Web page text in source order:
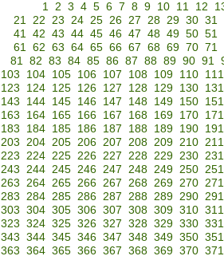
1 2 3 4 5 6 7 8 9 10 11 12
21 22 23 24 25 26 27 28 29 30 31
41 42 43 44 45 46 47 48 49 50 51
61 62 63 64 65 66 67 68 69 70 71
81 82 83 84 85 86 87 88 89 90 91
103 104 105 106 107 108 109 110 111
123 124 125 126 127 128 129 130 131
143 144 145 146 147 148 149 150 151
163 164 165 166 167 168 169 170 171
183 184 185 186 187 188 189 190 191
203 204 205 206 207 208 209 210 211
223 224 225 226 227 228 229 230 231
243 244 245 246 247 248 249 250 251
263 264 265 266 267 268 269 270 271
283 284 285 286 287 288 289 290 291
303 304 305 306 307 308 309 310 311
323 324 325 326 327 328 329 330 331
343 344 345 346 347 348 349 350 351
363 364 365 366 367 368 369 370 371